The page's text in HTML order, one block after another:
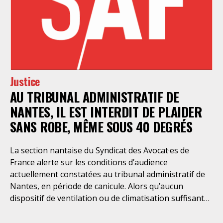
dossiers de violences sexuelles sur mineur·es et un
suivi d’enquête perfectible. Des dysfonctionnements
structurels qui viennent de nouveau alerter sur
l’urgence à traiter dignement les violences sexuelles
et sexistes et à en faire une priorité judiciaire dans un
contexte de naufrage du service public de la Justice qui
ne cesse de couler à mesure qu’il manque de moyens.
Il manque effectivement de moyens humains et de
formations aux VSS obligatoires et réelles pour
tou·tes les acteurs·rices de la
Justice
AU TRIBUNAL ADMINISTRATIF DE
NANTES, IL EST INTERDIT DE PLAIDER
SANS ROBE, MÊME SOUS 40 DEGRÉS
La section nantaise du Syndicat des Avocat·es de
France alerte sur les conditions d’audience
actuellement constatées au tribunal administratif de
Nantes, en période de canicule. Alors qu’aucun
dispositif de ventilation ou de climatisation suffisant